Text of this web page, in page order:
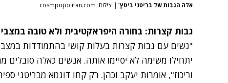
אלה הגבות של בריטני ביטץ' | צילום: cosmpopolitan.com
גבות קצרות: בחורה היפראקטיבית ולא טובה
"נשים עם גבות קצרות בעלות קושי בהתמודדות
יתחילו משימה לא יסיימו אותה. אנשים כאלה סובלים
וריכוז", אומרות יעקב וכהן. רק קחו דוגמא מבריטני